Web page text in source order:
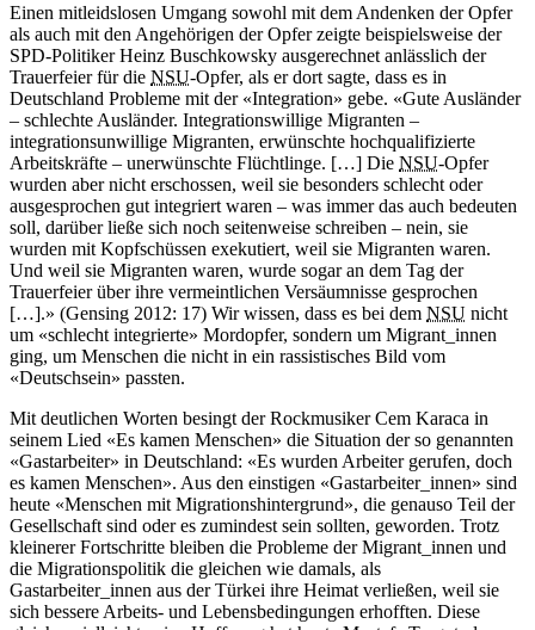
Einen mitleidslosen Umgang sowohl mit dem Andenken der Opfer
als auch mit den Angehörigen der Opfer zeigte beispielsweise der
SPD-Politiker Heinz Buschkowsky ausgerechnet anlässlich der
Trauerfeier für die NSU-Opfer, als er dort sagte, dass es in
Deutschland Probleme mit der «Integration» gebe. «Gute Ausländer
– schlechte Ausländer. Integrationswillige Migranten –
integrationsunwillige Migranten, erwünschte hochqualifizierte
Arbeitskräfte – unerwünschte Flüchtlinge. […] Die NSU-Opfer
wurden aber nicht erschossen, weil sie besonders schlecht oder
ausgesprochen gut integriert waren – was immer das auch bedeuten
soll, darüber ließe sich noch seitenweise schreiben – nein, sie
wurden mit Kopfschüssen exekutiert, weil sie Migranten waren.
Und weil sie Migranten waren, wurde sogar an dem Tag der
Trauerfeier über ihre vermeintlichen Versäumnisse gesprochen
[…].» (Gensing 2012: 17) Wir wissen, dass es bei dem NSU nicht
um «schlecht integrierte» Mordopfer, sondern um Migrant_innen
ging, um Menschen die nicht in ein rassistisches Bild vom
«Deutschsein» passten.
Mit deutlichen Worten besingt der Rockmusiker Cem Karaca in
seinem Lied «Es kamen Menschen» die Situation der so genannten
«Gastarbeiter» in Deutschland: «Es wurden Arbeiter gerufen, doch
es kamen Menschen». Aus den einstigen «Gastarbeiter_innen» sind
heute «Menschen mit Migrationshintergrund», die genauso Teil der
Gesellschaft sind oder es zumindest sein sollten, geworden. Trotz
kleinerer Fortschritte bleiben die Probleme der Migrant_innen und
die Migrationspolitik die gleichen wie damals, als
Gastarbeiter_innen aus der Türkei ihre Heimat verließen, weil sie
sich bessere Arbeits- und Lebensbedingungen erhofften. Diese